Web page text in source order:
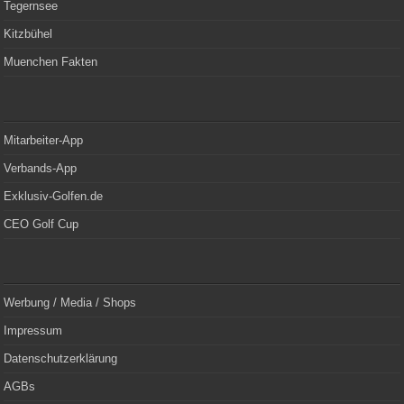
Tegernsee
Kitzbühel
Muenchen Fakten
Mitarbeiter-App
Verbands-App
Exklusiv-Golfen.de
CEO Golf Cup
Werbung / Media / Shops
Impressum
Datenschutzerklärung
AGBs